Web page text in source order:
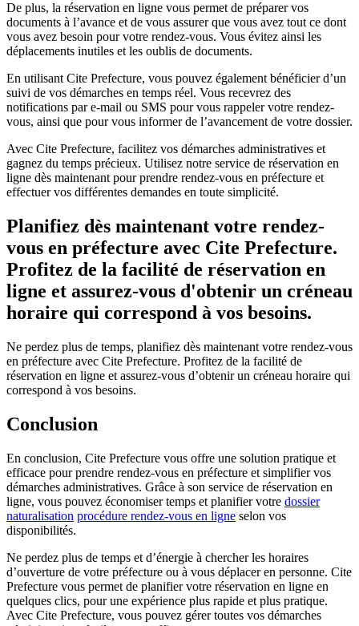
De plus, la réservation en ligne vous permet de préparer vos
documents à l’avance et de vous assurer que vous avez tout ce dont
vous avez besoin pour votre rendez-vous. Vous évitez ainsi les
déplacements inutiles et les oublis de documents.
En utilisant Cite Prefecture, vous pouvez également bénéficier d’un
suivi de vos démarches en temps réel. Vous recevrez des
notifications par e-mail ou SMS pour vous rappeler votre rendez-
vous, ainsi que pour vous informer de l’avancement de votre dossier.
Avec Cite Prefecture, facilitez vos démarches administratives et
gagnez du temps précieux. Utilisez notre service de réservation en
ligne dès maintenant pour prendre rendez-vous en préfecture et
effectuer vos différentes demandes en toute simplicité.
Planifiez dès maintenant votre rendez-
vous en préfecture avec Cite Prefecture.
Profitez de la facilité de réservation en
ligne et assurez-vous d'obtenir un créneau
horaire qui correspond à vos besoins.
Ne perdez plus de temps, planifiez dès maintenant votre rendez-vous
en préfecture avec Cite Prefecture. Profitez de la facilité de
réservation en ligne et assurez-vous d’obtenir un créneau horaire qui
correspond à vos besoins.
Conclusion
En conclusion, Cite Prefecture vous offre une solution pratique et
efficace pour prendre rendez-vous en préfecture et simplifier vos
démarches administratives. Grâce à son service de réservation en
ligne, vous pouvez économiser temps et planifier votre dossier
naturalisation procédure rendez-vous en ligne selon vos
disponibilités.
Ne perdez plus de temps et d’énergie à chercher les horaires
d’ouverture de votre préfecture ou à vous déplacer en personne. Cite
Prefecture vous permet de planifier votre réservation en ligne en
quelques clics, pour une expérience plus rapide et plus pratique.
Avec Cite Prefecture, vous pouvez gérer toutes vos démarches